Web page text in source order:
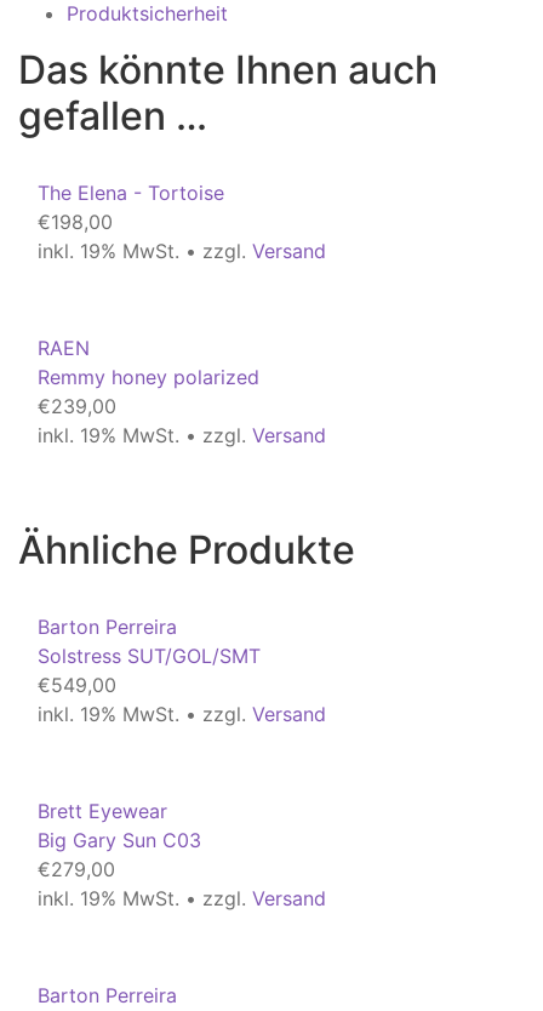
Produktsicherheit
Das könnte Ihnen auch
gefallen …
The Elena - Tortoise
€198,00
inkl. 19% MwSt. • zzgl. Versand
RAEN
Remmy honey polarized
€239,00
inkl. 19% MwSt. • zzgl. Versand
Ähnliche Produkte
Barton Perreira
Solstress SUT/GOL/SMT
€549,00
inkl. 19% MwSt. • zzgl. Versand
Brett Eyewear
Big Gary Sun C03
€279,00
inkl. 19% MwSt. • zzgl. Versand
Barton Perreira